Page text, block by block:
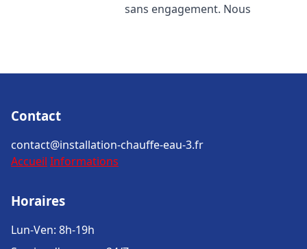
sans engagement. Nous
Contact
contact@installation-chauffe-eau-3.fr
Accueil Informations
Horaires
Lun-Ven: 8h-19h